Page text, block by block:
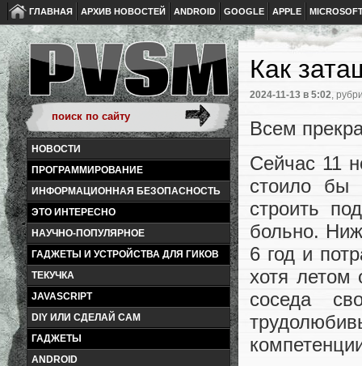
ГЛАВНАЯ АРХИВ НОВОСТЕЙ ANDROID GOOGLE APPLE
НОВОСТИ
ПРОГРАММИРОВАНИЕ
ИНФОРМАЦИОННАЯ БЕЗОПАСНОСТЬ
ЭТО ИНТЕРЕСНО
НАУЧНО-ПОПУЛЯРНОЕ
ГАДЖЕТЫ И УСТРОЙСТВА ДЛЯ ГИКОВ
ТЕКУЧКА
JAVASCRIPT
DIY ИЛИ СДЕЛАЙ САМ
ГАДЖЕТЫ
ANDROID
Как
2024-11-13 в 5:02,
Всем
Сейчас 11
стоило бы
строить
больно.
6 год и
хотя летом
соседа